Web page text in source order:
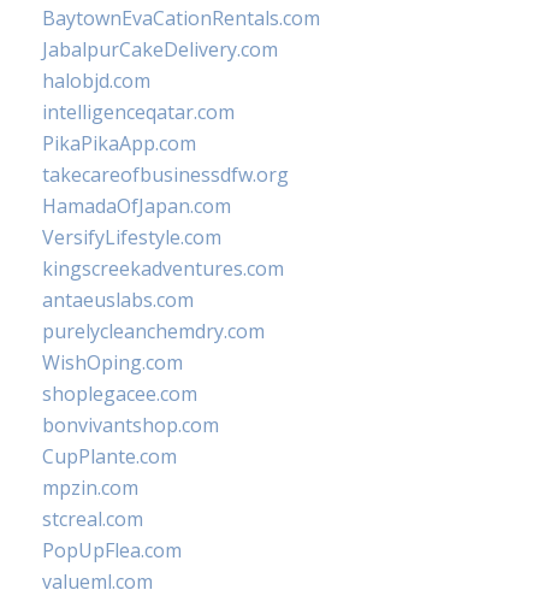
BaytownEvaCationRentals.com
JabalpurCakeDelivery.com
halobjd.com
intelligenceqatar.com
PikaPikaApp.com
takecareofbusinessdfw.org
HamadaOfJapan.com
VersifyLifestyle.com
kingscreekadventures.com
antaeuslabs.com
purelycleanchemdry.com
WishOping.com
shoplegacee.com
bonvivantshop.com
CupPlante.com
mpzin.com
stcreal.com
PopUpFlea.com
valueml.com